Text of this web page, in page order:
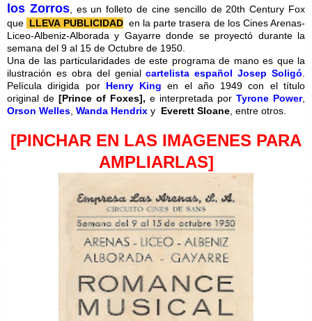
los Zorros, es un folleto de cine sencillo de 20th Century Fox
que LLEVA PUBLICIDADen la parte trasera de los Cines Arenas-
Liceo-Albeniz-Alborada y Gayarre donde se proyectó durante la
semana del 9 al 15 de Octubre de 1950.
Una de las particularidades de este programa de mano es que la
ilustración es obra del genialcartelista español Josep Soligó
Película dirigida por Henry King en el año 1949 con el título
original de [Prince of Foxes], e interpretada por Tyrone Power,
Orson Welles Wanda Hendrix y Everett Sloane , entre otros.
[PINCHAR EN LAS IMAGENES PARA
AMPLIARLAS]